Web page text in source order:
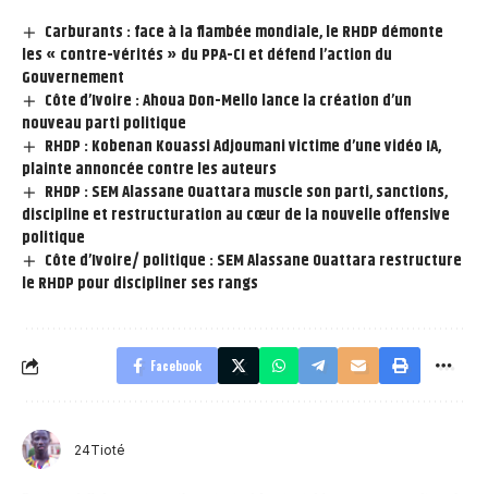
Carburants : face à la flambée mondiale, le RHDP démonte
les « contre-vérités » du PPA-CI et défend l’action du
Gouvernement
Côte d’Ivoire : Ahoua Don-Mello lance la création d’un
nouveau parti politique
RHDP : Kobenan Kouassi Adjoumani victime d’une vidéo IA,
plainte annoncée contre les auteurs
RHDP : SEM Alassane Ouattara muscle son parti, sanctions,
discipline et restructuration au cœur de la nouvelle offensive
politique
Côte d’Ivoire/ politique : SEM Alassane Ouattara restructure
le RHDP pour discipliner ses rangs
Facebook
24Tioté